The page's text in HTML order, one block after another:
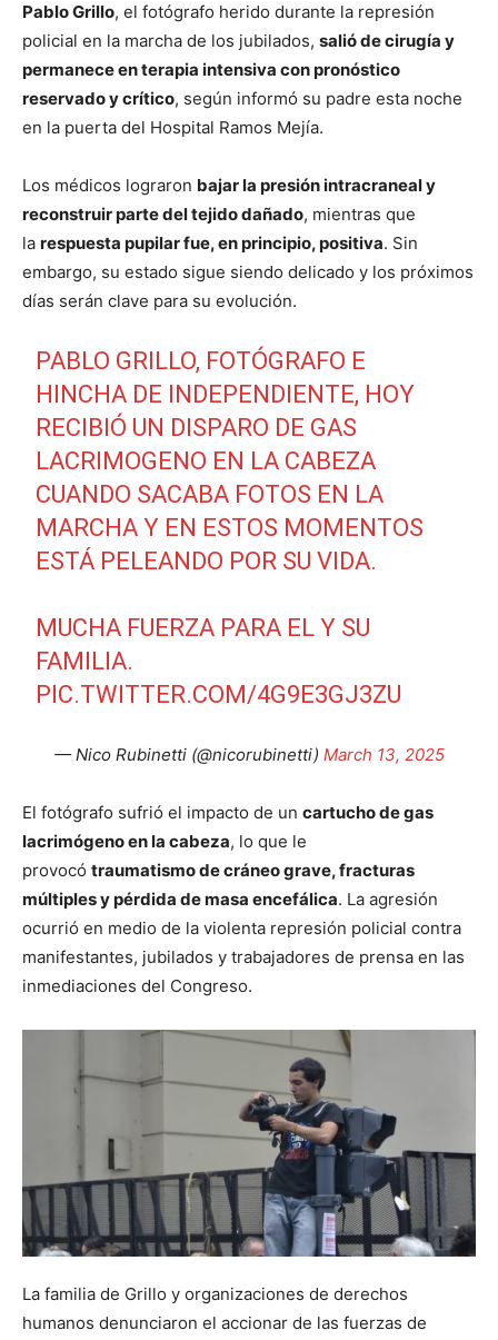
Pablo Grillo, el fotógrafo herido durante la represión
policial en la marcha de los jubilados, salió de cirugía y
permanece en terapia intensiva con pronóstico
reservado y crítico, según informó su padre esta noche
en la puerta del Hospital Ramos Mejía.
Los médicos lograron bajar la presión intracraneal y
reconstruir parte del tejido dañado, mientras que
la respuesta pupilar fue, en principio, positiva. Sin
embargo, su estado sigue siendo delicado y los próximos
días serán clave para su evolución.
PABLO GRILLO, FOTÓGRAFO E
HINCHA DE INDEPENDIENTE, HOY
RECIBIÓ UN DISPARO DE GAS
LACRIMOGENO EN LA CABEZA
CUANDO SACABA FOTOS EN LA
MARCHA Y EN ESTOS MOMENTOS
ESTÁ PELEANDO POR SU VIDA.
MUCHA FUERZA PARA EL Y SU
FAMILIA.
PIC.TWITTER.COM/4G9E3GJ3ZU
— Nico Rubinetti (@nicorubinetti) March 13, 2025
El fotógrafo sufrió el impacto de un cartucho de gas
lacrimógeno en la cabeza, lo que le
provocó traumatismo de cráneo grave, fracturas
múltiples y pérdida de masa encefálica. La agresión
ocurrió en medio de la violenta represión policial contra
manifestantes, jubilados y trabajadores de prensa en las
inmediaciones del Congreso.
La familia de Grillo y organizaciones de derechos
humanos denunciaron el accionar de las fuerzas de